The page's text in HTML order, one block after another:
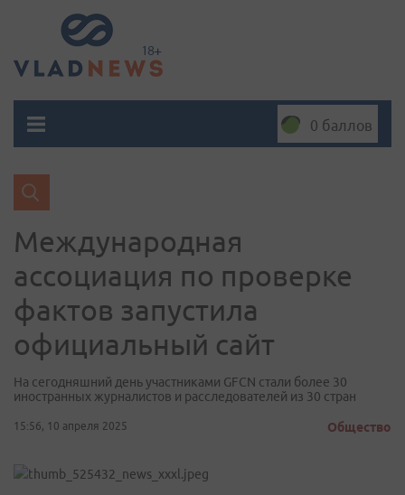
0 баллов
Международная
ассоциация по проверке
фактов запустила
официальный сайт
На сегодняшний день участниками GFCN стали более 30
иностранных журналистов и расследователей из 30 стран
15:56, 10 апреля 2025 Общество